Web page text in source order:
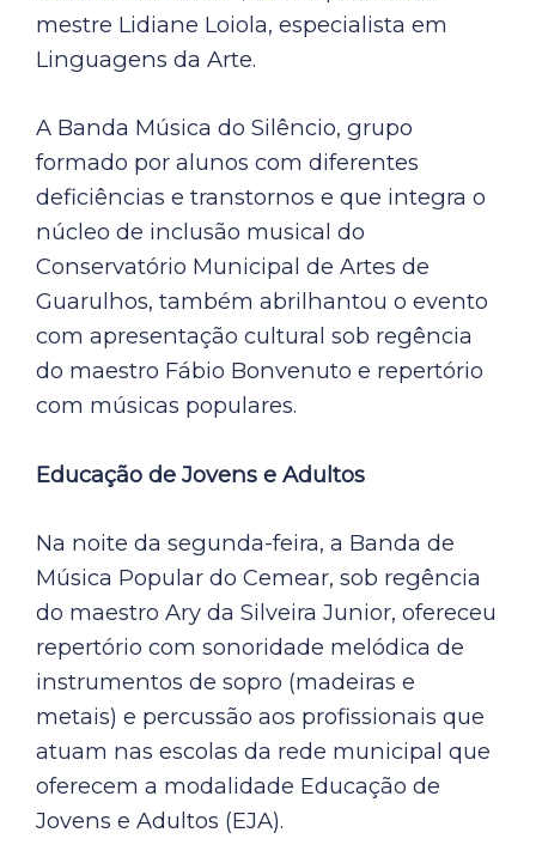
mestre Lidiane Loiola, especialista em
Linguagens da Arte.
A Banda Música do Silêncio, grupo
formado por alunos com diferentes
deficiências e transtornos e que integra o
núcleo de inclusão musical do
Conservatório Municipal de Artes de
Guarulhos, também abrilhantou o evento
com apresentação cultural sob regência
do maestro Fábio Bonvenuto e repertório
com músicas populares.
Educação de Jovens e Adultos
Na noite da segunda-feira, a Banda de
Música Popular do Cemear, sob regência
do maestro Ary da Silveira Junior, ofereceu
repertório com sonoridade melódica de
instrumentos de sopro (madeiras e
metais) e percussão aos profissionais que
atuam nas escolas da rede municipal que
oferecem a modalidade Educação de
Jovens e Adultos (EJA).